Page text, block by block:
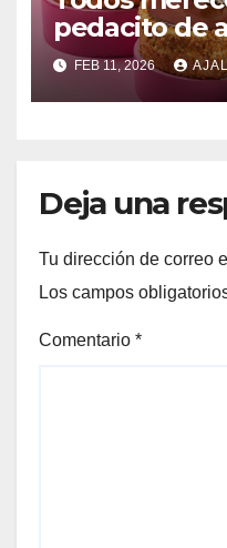
pedacito de
FEB 11, 2026
Deja una
Tu dirección de correo
Los campos
Comentario *